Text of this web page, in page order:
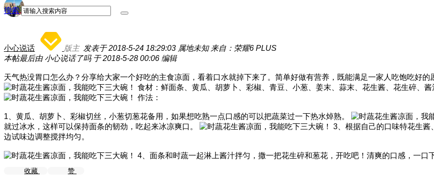
搜索
小心说话 版主 发表于 2018-5-24 18:29:03 属地未知 来自：荣耀6 PLUS
本帖最后由 小心说话了吗 于 2018-5-28 00:06 编辑
天气热没胃口怎么办？分享给大家一个好吃的主食凉面，看着口水就掉下来了。简单好做有营养，既能满足一家人吃饱吃好
食材：鲜面条、黄瓜、胡萝卜、彩椒、青豆、小葱、姜末、蒜末、花生酱、花生碎、
作法：
1、黄瓜、胡萝卜、彩椒切丝，小葱切葱花备用，如果想吃熟一点口感的可以把蔬菜过一下热水焯熟。
就过冰水，这样可以保持面条的韧劲，吃起来冰凉爽口。
3、根据自己的口味特花生
边试味边调整搅拌均匀。
4、面条和时蔬一起淋上酱汁拌匀，撒一把花生碎和葱花，开吃吧！清爽的口感，一口
收藏 赞